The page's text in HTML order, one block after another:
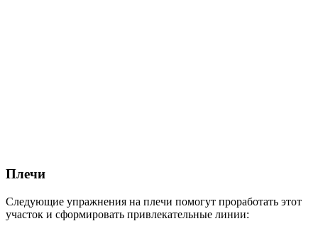
Плечи
Следующие упражнения на плечи помогут проработать этот
участок и сформировать привлекательные линии: